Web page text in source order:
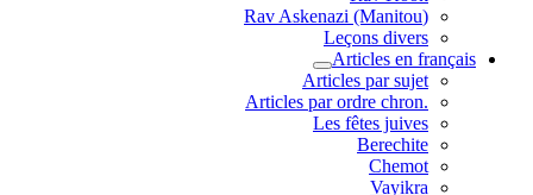
(Rav Askenazi (Manitou
Leçons divers
Articles en français
Articles par sujet
.Articles par ordre chron
Les fêtes juives
Berechite
Chemot
Vayikra